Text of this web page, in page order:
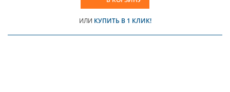
ИЛИ КУПИТЬ В 1 КЛИК!